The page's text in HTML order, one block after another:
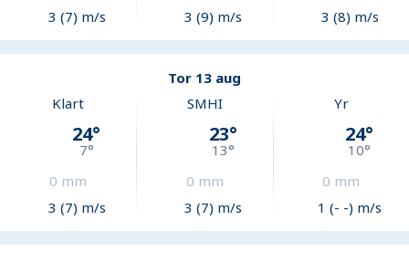
3 (7) m/s
3 (9) m/s
3 (8) m/s
Tor 13 aug
Klart
24°
7°
0 mm
3 (7) m/s
SMHI
23°
13°
0 mm
3 (7) m/s
Yr
24°
10°
0 mm
1 (- -) m/s